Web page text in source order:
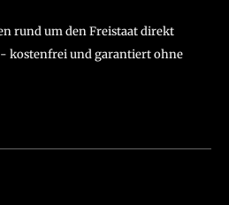
rund um den Freistaat direkt
kostenfrei und garantiert ohne